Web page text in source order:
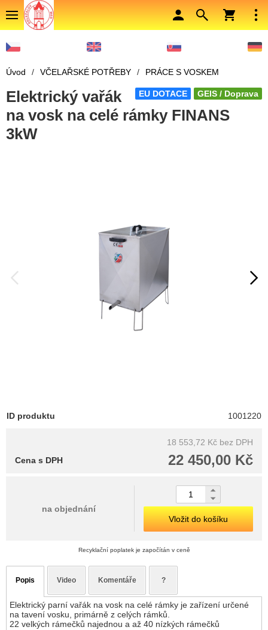
Úvod / VČELAŘSKÉ POTŘEBY / PRÁCE S VOSKEM
GEIS / Doprava
EU DOTACE
Elektrický vařák
na vosk na celé rámky FINANS
3kW
ID produktu 1001220
18 553,72 Kč bez DPH
22 450,00 Kč
Cena s DPH
na objednání
Vložit do košíku
Recyklační poplatek je započítán v ceně
Popis Video Komentáře ?
Elektrický parní vařák na vosk na celé rámky je zařízení určené
na tavení vosku, primárně z celých rámků.
22 velkých rámečků najednou a až 40 nízkých rámečků